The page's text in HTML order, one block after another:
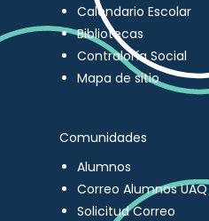
Calendario Escolar
Bibliotecas
Contraloría Social
Mapa de sitio
Comunidades
Alumnos
Correo Alumnos UAQ
Solicitud Correo